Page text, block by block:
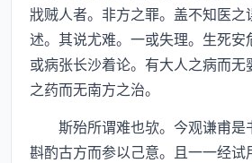
戕贼人者。非方之罪。盖不知医之
述。其说尤难。一或失理。生死安
或病张长沙着论。有大人之病而无
之药而无南方之治。
斯殆所谓难也欤。今观谦甫是
斟酌古方而参以己意。且一一经试